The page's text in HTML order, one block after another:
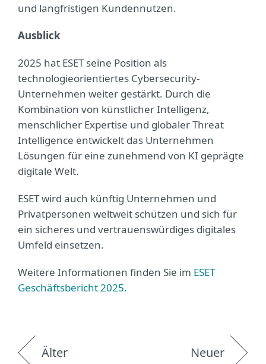
und langfristigen Kundennutzen.
Ausblick
2025 hat ESET seine Position als
technologieorientiertes Cybersecurity-
Unternehmen weiter gestärkt. Durch die
Kombination von künstlicher Intelligenz,
menschlicher Expertise und globaler Threat
Intelligence entwickelt das Unternehmen
Lösungen für eine zunehmend von KI geprägte
digitale Welt.
ESET wird auch künftig Unternehmen und
Privatpersonen weltweit schützen und sich für
ein sicheres und vertrauenswürdiges digitales
Umfeld einsetzen.
Weitere Informationen finden Sie im ESET
Geschäftsbericht 2025.
Älter Neuer